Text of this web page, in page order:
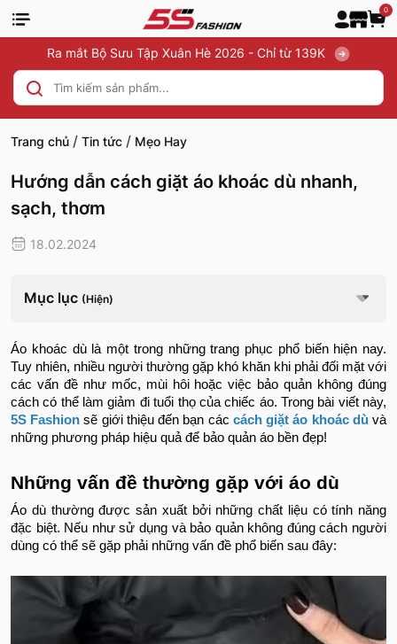
0
Ra mắt Bộ Sưu Tập Xuân Hè 2026 - Chỉ từ 139K
Trang chủ / Tin tức / Mẹo Hay
Hướng dẫn cách giặt áo khoác dù nhanh,
sạch, thơm
18.02.2024
Mục lục (Hiện)
Áo khoác dù là một trong những trang phục phổ biến hiện nay.
Tuy nhiên, nhiều người thường gặp khó khăn khi phải đối mặt với
các vấn đề như mốc, mùi hôi hoặc việc bảo quản không đúng
cách có thể làm giảm đi tuổi thọ của chiếc áo. Trong bài viết này,
5S Fashion sẽ giới thiệu đến bạn các cách giặt áo khoác dùvà
những phương pháp hiệu quả để bảo quản áo bền đẹp!
Những vấn đề thường gặp với áo dù
Áo dù thường được sản xuất bởi những chất liệu có tính năng
đặc biệt. Nếu như sử dụng và bảo quản không đúng cách người
dùng có thể sẽ gặp phải những vấn đề phổ biến sau đây: